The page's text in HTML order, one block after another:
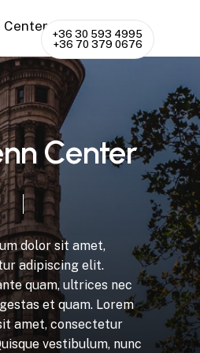
+36 30 593 4995
+36 70 379 0676
Center
nn Center
dolor sit amet,
adipiscing elit.
quam, ultrices nec
et quam. Lorem
amet, consectetur
vestibulum, nunc